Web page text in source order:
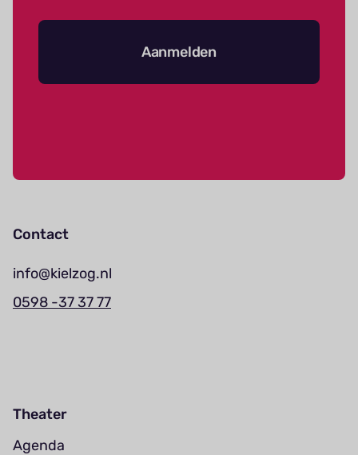
Aanmelden
Contact
info@kielzog.nl
0598 -37 37 77
Theater
Agenda